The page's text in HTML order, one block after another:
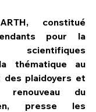
constitué
pour la
thématique au
des plaidoyers et
renouveau du
presse les